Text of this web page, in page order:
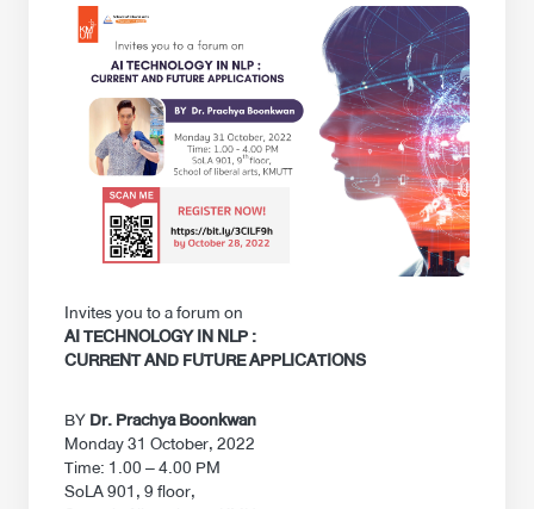
Invites you to a forum on
AI TECHNOLOGY IN NLP :
CURRENT AND FUTURE APPLICATIONS
BYDr. Prachya Boonkwan
Monday 31 October, 2022
Time: 1.00 – 4.00 PM
SoLA 901, 9 floor,